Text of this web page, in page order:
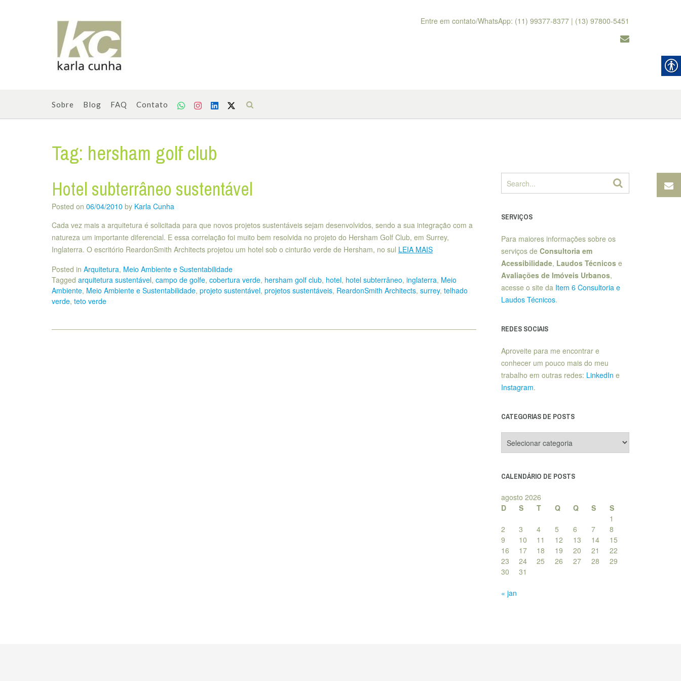
Entre em contato/WhatsApp: (11) 99377-8377 | (13) 97800-5451
Sobre Blog FAQ Contato
Tag: hersham golf club
Hotel subterrâneo sustentável
Posted on 06/04/2010 by Karla Cunha
Cada vez mais a arquitetura é solicitada para que novos projetos sustentáveis sejam desenvolvidos, sendo a sua integração com a
natureza um importante diferencial. E essa correlação foi muito bem resolvida no projeto do Hersham Golf Club, em Surrey,
Inglaterra. O escritório ReardonSmith Architects projetou um hotel sob o cinturão verde de Hersham, no sul LEIA MAIS
Posted in Arquitetura, Meio Ambiente e Sustentabilidade
Tagged arquitetura sustentável, campo de golfe, cobertura verde, hersham golf club, hotel, hotel subterrâneo, inglaterra, Meio
Ambiente, Meio Ambiente e Sustentabilidade, projeto sustentável, projetos sustentáveis, ReardonSmith Architects, surrey, telhado
verde, teto verde
SERVIÇOS
Para maiores informações sobre os
serviços de Consultoria em
Acessibilidade, Laudos Técnicose
Avaliações de Imóveis Urbanos,
acesse o site da Item 6 Consultoria e
Laudos Técnicos.
REDES SOCIAIS
Aproveite para me encontrar e
conhecer um pouco mais do meu
trabalho em outras redes: LinkedIn e
Instagram.
CATEGORIAS DE POSTS
de
CALENDÁRIO DE POSTS
agosto 2026
D
S T Q Q S
S
1
2
3 4 5 6 7
8
9
10 11 12 13 14
15
16
17 18 19 20 21
22
23
24 25 26 27 28
29
30
31
« jan